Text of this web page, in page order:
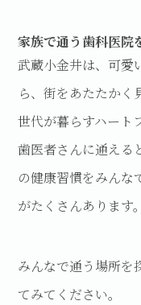
家族で通う歯科医院
武蔵小金井は、可愛
ら、街をあたたかく
世代が暮らすハート
歯医者さんに通える
の健康習慣をみんな
がたくさんあります。
みんなで通う場所を
てみてください。